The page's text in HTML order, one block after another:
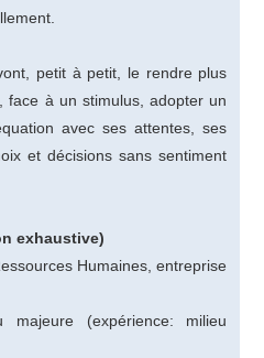
petit à petit, le rendre plus
face à un stimulus, adopter un
avec ses attentes, ses
et décisions sans sentiment
exhaustive)
Humaines, entreprise
(expérience: milieu